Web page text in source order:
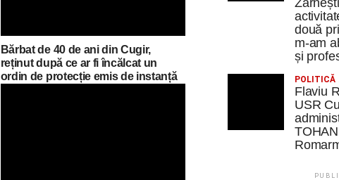
Bărbat de 40 de ani din Cugir,
reținut după ce ar fi încălcat un
ordin de protecție emis de instanță
două
m-am
și
POLITICĂ
Flaviu
USR